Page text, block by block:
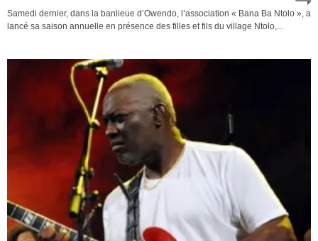
Samedi dernier, dans la banlieue d’Owendo, l’association « Bana Ba Ntolo », a
lancé sa saison annuelle en présence des filles et fils du village Ntolo,...